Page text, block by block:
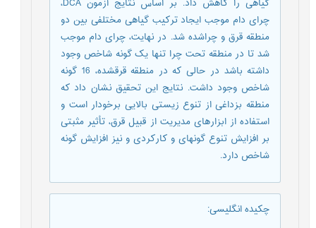
گیاهی را کاهش داد. بر اساس نتایج آزمون DCA،
چرای دام موجب ایجاد ترکیب گیاهی مختلفی بین دو
منطقه قرق و چراشده شد. در نهایت، چرای دام موجب
شد تا در منطقه تحت چرا تنها یک گونه شاخص وجود
داشته باشد در حالی که در منطقه قرق­شده، 16 گونه
شاخص وجود داشت. نتایج این تحقیق نشان داد که
منطقه بزداغی از تنوع زیستی بالایی برخودار است و
استفاده از ابزارهای مدیریت از قبیل قرق، تأثیر مثبتی
بر افزایش تنوع گونه­ای و کارکردی و نیز افزایش گونه
شاخص دارد.
چکیده انگلیسی: